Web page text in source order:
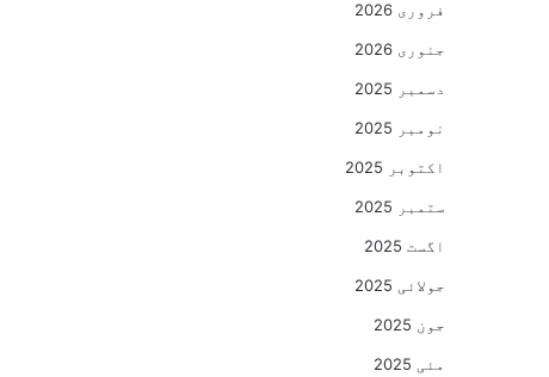
فروری 2026
جنوری 2026
دسمبر 2025
نومبر 2025
اکتوبر 2025
ستمبر 2025
اگست 2025
جولائی 2025
جون 2025
مئی 2025